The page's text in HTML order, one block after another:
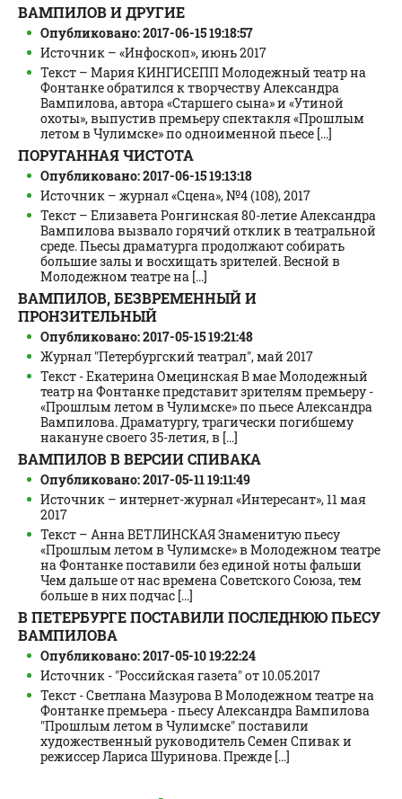
ВАМПИЛОВ И ДРУГИЕ
Опубликовано: 2017-06-15 19:18:57
Источник – «Инфоскоп», июнь 2017
Текст – Мария КИНГИСЕПП Молодежный театр на
Фонтанке обратился к творчеству Александра
Вампилова, автора «Старшего сына» и «Утиной
охоты», выпустив премьеру спектакля «Прошлым
летом в Чулимске» по одноименной пьесе [...]
ПОРУГАННАЯ ЧИСТОТА
Опубликовано: 2017-06-15 19:13:18
Источник – журнал «Сцена», №4 (108), 2017
Текст – Елизавета Ронгинская 80-летие Александра
Вампилова вызвало горячий отклик в театральной
среде. Пьесы драматурга продолжают собирать
большие залы и восхищать зрителей. Весной в
Молодежном театре на [...]
ВАМПИЛОВ, БЕЗВРЕМЕННЫЙ И
ПРОНЗИТЕЛЬНЫЙ
Опубликовано: 2017-05-15 19:21:48
Журнал "Петербургский театрал", май 2017
Текст - Екатерина Омецинская В мае Молодежный
театр на Фонтанке представит зрителям премьеру -
«Прошлым летом в Чулимске» по пьесе Александра
Вампилова. Драматургу, трагически погибшему
накануне своего 35-летия, в [...]
ВАМПИЛОВ В ВЕРСИИ СПИВАКА
Опубликовано: 2017-05-11 19:11:49
Источник – интернет-журнал «Интересант», 11 мая
2017
Текст – Анна ВЕТЛИНСКАЯ Знаменитую пьесу
«Прошлым летом в Чулимске» в Молодежном театре
на Фонтанке поставили без единой ноты фальши
Чем дальше от нас времена Советского Союза, тем
больше в них подчас [...]
В ПЕТЕРБУРГЕ ПОСТАВИЛИ ПОСЛЕДНЮЮ ПЬЕСУ
ВАМПИЛОВА
Опубликовано: 2017-05-10 19:22:24
Источник - "Российская газета" от 10.05.2017
Текст - Светлана Мазурова В Молодежном театре на
Фонтанке премьера - пьесу Александра Вампилова
"Прошлым летом в Чулимске" поставили
художественный руководитель Семен Спивак и
режиссер Лариса Шуринова. Прежде [...]